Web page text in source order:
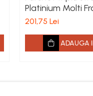
Platinium Molti
Barlinek 207mm
201,75 Lei
ADAUGA